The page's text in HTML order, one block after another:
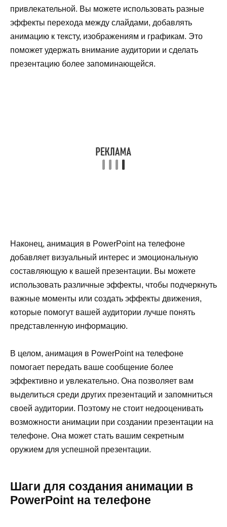
привлекательной. Вы можете использовать разные
эффекты перехода между слайдами, добавлять
анимацию к тексту, изображениям и графикам. Это
поможет удержать внимание аудитории и сделать
презентацию более запоминающейся.
Наконец, анимация в PowerPoint на телефоне
добавляет визуальный интерес и эмоциональную
составляющую к вашей презентации. Вы можете
использовать различные эффекты, чтобы подчеркнуть
важные моменты или создать эффекты движения,
которые помогут вашей аудитории лучше понять
представленную информацию.
В целом, анимация в PowerPoint на телефоне
помогает передать ваше сообщение более
эффективно и увлекательно. Она позволяет вам
выделиться среди других презентаций и запомниться
своей аудитории. Поэтому не стоит недооценивать
возможности анимации при создании презентации на
телефоне. Она может стать вашим секретным
оружием для успешной презентации.
Шаги для создания анимации в
PowerPoint на телефоне